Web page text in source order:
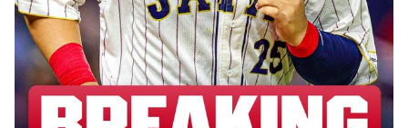
▶
韓国人「織田信長の安土城の復元図と建築技術の高さに
韓国人が衝撃！」→「当時の技術力に言葉を失う‥」
▶ 【海外の反応】“新タナスコ”のディアスが地雷すぎる件
「大谷と山本だけしかまともな契約がない…」
海外「この日本アニメはマジでぶっ飛んでる！ｗ」外国